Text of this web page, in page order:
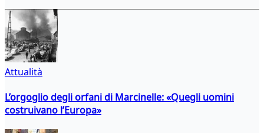
Attualità
L’orgoglio degli orfani di Marcinelle: «Quegli uomini
costruivano l’Europa»